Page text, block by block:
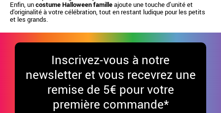
Enfin, uncostume Halloween familleajoute une touche d’unité et
d’originalité à votre célébration, tout en restant ludique pour les petits
et les grands.
Inscrivez-vous à notre
newsletter et vous recevrez une
remise de 5€ pour votre
première commande*